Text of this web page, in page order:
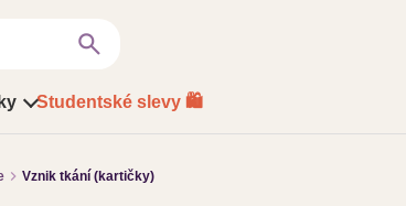
search
Studentské slevy 🛍️
Vznik tkání (kartičky)